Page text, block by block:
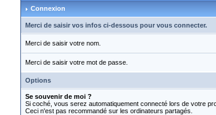
Connexion
Merci de saisir vos infos ci-dessous pour vous connecter.
Merci de saisir votre nom.
Merci de saisir votre mot de passe.
Options
Se souvenir de moi ?
Si coché, vous serez automatiquement connecté lors de votre
Ceci n'est pas recommandé sur les ordinateurs partagés.